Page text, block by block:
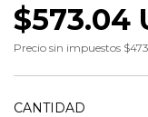
$573.04
Precio sin impuestos
CANTIDAD